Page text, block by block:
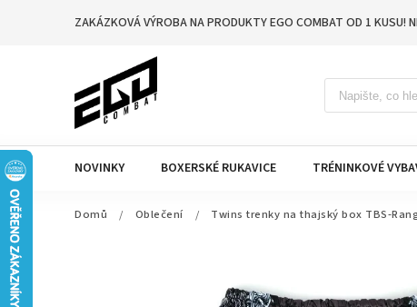
ZAKÁZKOVÁ VÝROBA NA PRODUKTY EGO COMBAT OD 1 KUSU!
NOVINKY BOXERSKÉ RUKAVICE TRÉNINKOVÉ
Domů / Oblečení / Twins trenky na thajský box TBS-